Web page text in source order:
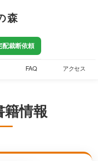
森
配裁断依頼
FAQ アクセス
籍情報